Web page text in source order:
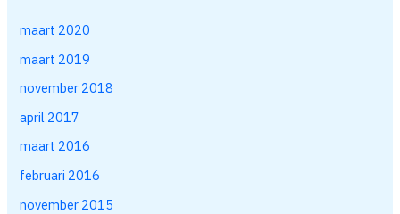
maart 2020
maart 2019
november 2018
april 2017
maart 2016
februari 2016
november 2015